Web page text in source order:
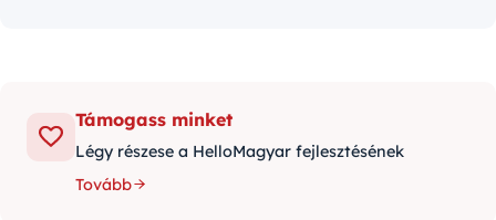
Támogass minket
Légy részese a HelloMagyar fejlesztésének
Tovább